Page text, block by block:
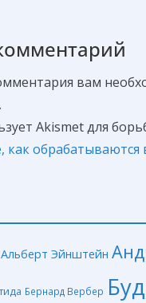
вам
.
Akismet для
как
Альберт Эйнштейн
Бернард Вербер